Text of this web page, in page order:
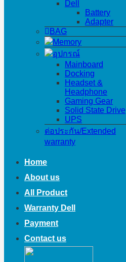
Dell
Battery
Adapter
BAG
Memory
อุปกรณ์
Mainboard
Docking
Headset &
Headphone
Gaming Gear
Solid State Drive
UPS
ต่อประกัน/Extended
warranty
Home
About us
All Product
Warranty Dell
Payment
Contact us